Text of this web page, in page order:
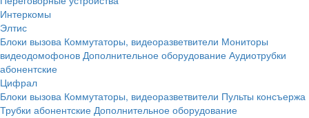
Интеркомы
Элтис
Блоки вызова Коммутаторы, видеоразветвители Мониторы
видеодомофонов Дополнительное оборудование Аудиотрубки
абонентские
Цифрал
Блоки вызова Коммутаторы, видеоразветвители Пульты консъержа
Трубки абонентские Дополнительное оборудование